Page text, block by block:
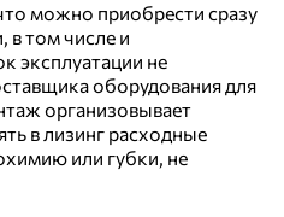
можно приобрести сразу
в том числе и
эксплуатации не
оборудования для
организовывает
в лизинг расходные
или губки, не